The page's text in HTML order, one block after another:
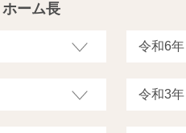
ーム長